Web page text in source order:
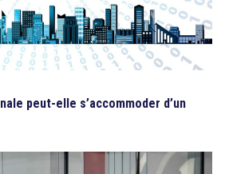
peut-elle s’accommoder d’un